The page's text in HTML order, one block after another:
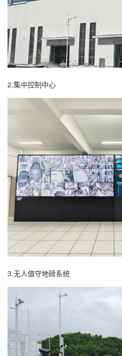
2.集中控制中心
3.无人值守地磅系统